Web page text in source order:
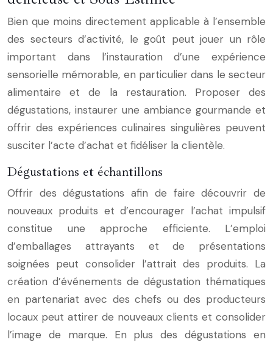
Bien que moins directement applicable à l’ensemble
des secteurs d’activité, le goût peut jouer un rôle
important dans l’instauration d’une expérience
sensorielle mémorable, en particulier dans le secteur
alimentaire et de la restauration. Proposer des
dégustations, instaurer une ambiance gourmande et
offrir des expériences culinaires singulières peuvent
susciter l’acte d’achat et fidéliser la clientèle.
Dégustations et échantillons
Offrir des dégustations afin de faire découvrir de
nouveaux produits et d’encourager l’achat impulsif
constitue une approche efficiente. L’emploi
d’emballages attrayants et de présentations
soignées peut consolider l’attrait des produits. La
création d’événements de dégustation thématiques
en partenariat avec des chefs ou des producteurs
locaux peut attirer de nouveaux clients et consolider
l’image de marque. En plus des dégustations en